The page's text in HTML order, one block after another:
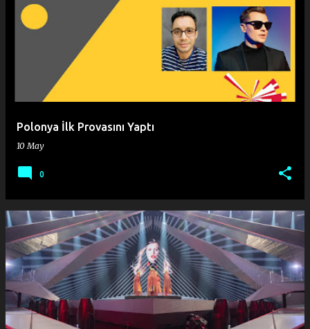
Polonya İlk Provasını Yaptı
10 May
0